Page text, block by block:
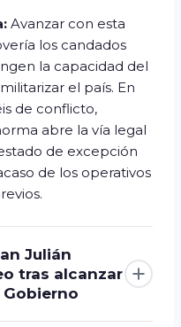
Avanzar con esta
los candados
la capacidad del
el país. En
de conflicto,
abre la vía legal
de excepción
de los operativos
Julián
tras alcanzar